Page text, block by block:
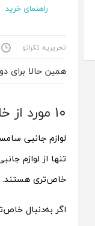
راهنمای خرید
تحریریه تکراتو
همین حالا برای
10 مورد از خاص‌ترین لوازم های جانبی سامسونگ
لوازم جانبی
تنها از لوازم
خاص‌تری هستند.
اگر به‌دنبال